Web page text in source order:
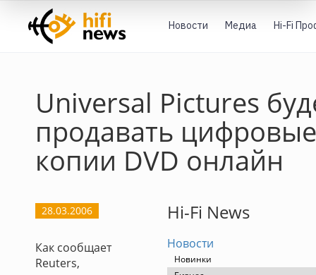
Новости Медиа Hi-Fi
Universal Pictures
продавать цифровые
копии DVD онлайн
28.03.2006
Как сообщает
Reuters,
Hi-Fi News
Новости
Новинки